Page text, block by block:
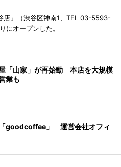
店」（渋谷区神南1、TEL 03-5593-
にオープンした。
「山家」が再始動 本店を大規模
業も
goodcoffee」 運営会社オフィ